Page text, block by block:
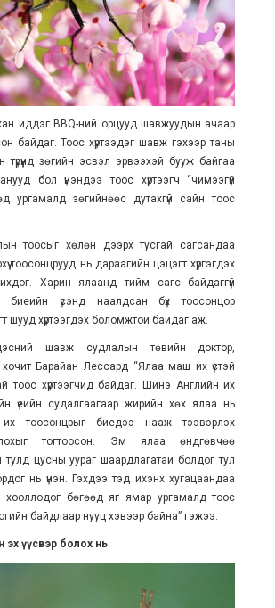
иддэг BBQ-ний орцууд шавжуудын ачаар
байдаг. Тоос хүртээдэг шавж гэхээр таны
түрүүнд зөгийн эсвэл эрвээхэй бууж байгаа
бол үнэндээ тоос хүртээгч “чимээгүй
ургамалд зөгийнөөс дутахгүй сайн тоос
тоосыг хөлөн дээрх тусгай сагсандаа
тоосонцрууд нь дараагийн цэцэгт хүргэгдэх
Харин ялаанд тийм сагс байдаггүй
биеийн үсэнд наалдсан бүх тоосонцор
шууд хүртээгдэх боломжтой байдаг аж.
шавж судлалын төвийн доктор,
Барайан Лессард “Ялаа маш их үстэй
тоос хүртээгчид байдаг. Шинэ Английн их
үеийн судалгаагаар жирийн хөх ялаа нь
их тоосонцрыг биедээ нааж тээвэрлэх
тогтоосон. Эм ялаа өндгөвчөө
тулд цусны уураг шаардлагатай болдог тул
нь үнэн. Гэхдээ тэд ихэнх хугацаандаа
хооллодог бөгөөд яг ямар ургамалд тоос
байдлаар нууц хэвээр байна” гэжээ.
эх үүсвэр болох нь